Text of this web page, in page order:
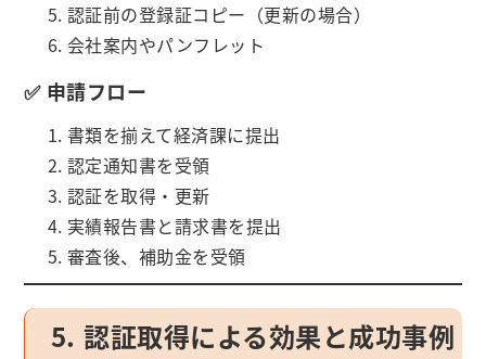
認証前の登録証コピー（更新の場合）
会社案内やパンフレット
✅ 申請フロー
書類を揃えて経済課に提出
認定通知書を受領
認証を取得・更新
実績報告書と請求書を提出
審査後、補助金を受領
5. 認証取得による効果と成功事例